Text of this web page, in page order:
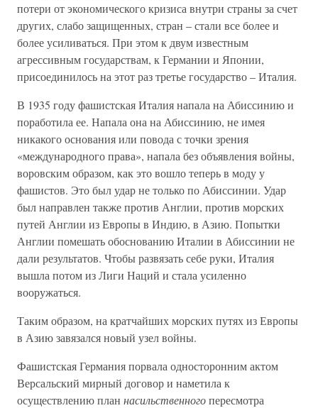
потери от экономического кризиса внутри страны за счет
других, слабо защищенных, стран – стали все более и
более усиливаться. При этом к двум известным
агрессивным государствам, к Германии и Японии,
присоединилось на этот раз третье государство – Италия.
В 1935 году фашистская Италия напала на Абиссинию и
поработила ее. Напала она на Абиссинию, не имея
никакого основания или повода с точки зрения
«международного права», напала без объявления войны,
воровским образом, как это вошло теперь в моду у
фашистов. Это был удар не только по Абиссинии. Удар
был направлен также против Англии, против морских
путей Англии из Европы в Индию, в Азию. Попытки
Англии помешать обоснованию Италии в Абиссинии не
дали результатов. Чтобы развязать себе руки, Италия
вышла потом из Лиги Наций и стала усиленно
вооружаться.
Таким образом, на кратчайших морских путях из Европы
в Азию завязался новый узел войны.
Фашистская Германия порвала односторонним актом
Версальский мирный договор и наметила к
осуществлению план насильственногопересмотра